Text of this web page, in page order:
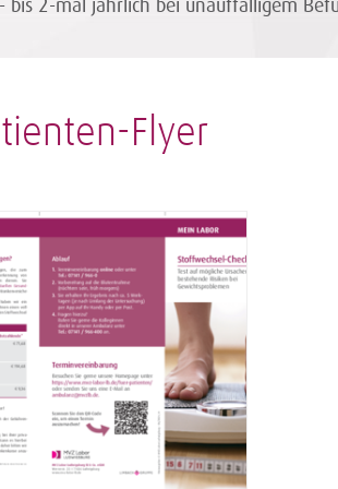
bis 2-mal jährlich bei unauffälligem
Flyer